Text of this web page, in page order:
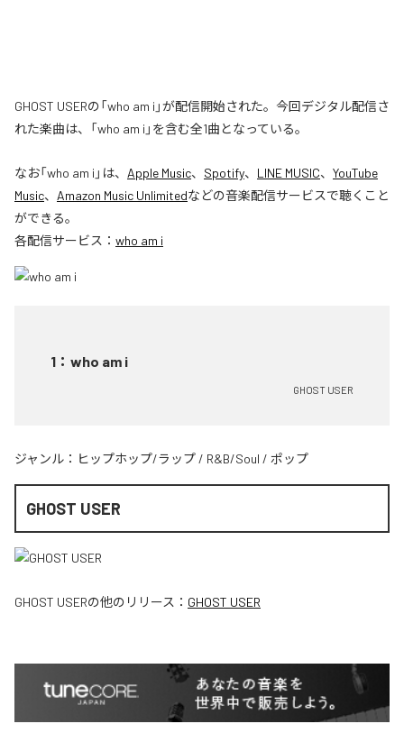
GHOST USERの「who am i」が配信開始された。今回デジタル配信さ
れた楽曲は、「who am i」を含む全1曲となっている。
なお「who am i 」は、 Apple Music、 Spotify、 LINE MUSIC、 YouTube
Music、 Amazon Music Unlimitedなどの音楽配信サービスで聴くこと
ができる。
各配信サービス： who am i
1 ： who am i
GHOST USER
ジャンル： ヒップホップ/ラップ / R&B/Soul / ポップ
GHOST USER
GHOST USERの他のリリース： GHOST USER